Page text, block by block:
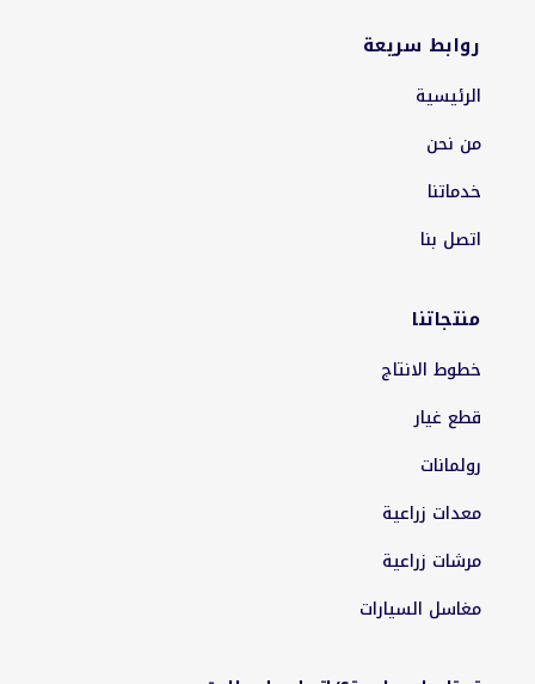
روابط سريعة
الرئيسية
من نحن
خدماتنا
اتصل بنا
منتجاتنا
خطوط الانتاج
قطع غيار
رولمانات
معدات زراعية
مرشات زراعية
مغاسل السيارات